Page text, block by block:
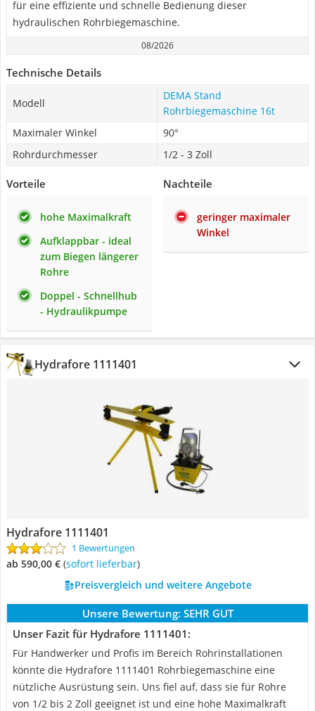
für eine effiziente und schnelle Bedienung dieser
hydraulischen Rohrbiegemaschine.
08/2026
Technische Details
Modell
DEMA Stand
Rohrbiegemaschine 16t
Maximaler Winkel
90°
Rohrdurchmesser
1/2 - 3 Zoll
Vorteile
hohe Maximalkraft
Aufklappbar - ideal
zum Biegen längerer
Rohre
Doppel - Schnellhub
- Hydraulikpumpe
Nachteile
geringer maximaler
Winkel
Hydrafore 1111401
Hydrafore 1111401
1 Bewertungen
ab 590,00 € ( Sofort lieferbar)
Preisvergleich und weitere Angebote
Unsere Bewertung: SEHR GUT
Unser Fazit für Hydrafore 1111401:
Für Handwerker und Profis im Bereich Rohrinstallationen
könnte die Hydrafore 1111401 Rohrbiegemaschine eine
nützliche Ausrüstung sein. Uns fiel auf, dass sie für Rohre
von 1/2 bis 2 Zoll geeignet ist und eine hohe Maximalkraft